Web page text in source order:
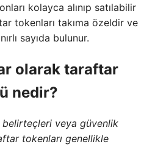
kolayca alınıp satılabilir
tokenları takıma özeldir ve
sayıda bulunur.
olarak taraftar
nedir?
veya güvenlik
tokenları genellikle